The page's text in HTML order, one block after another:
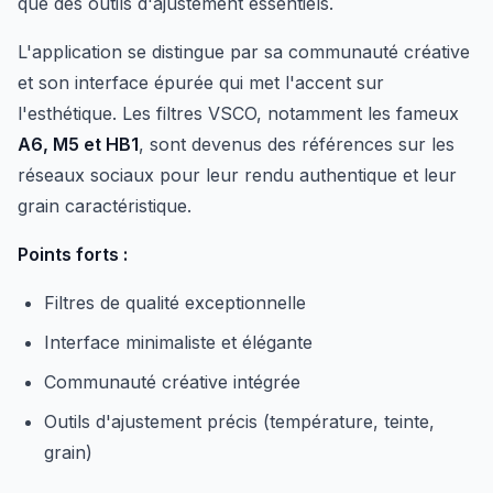
L'application se distingue par sa communauté créative
et son interface épurée qui met l'accent sur
l'esthétique. Les filtres VSCO, notamment les fameux
A6, M5 et HB1, sont devenus des références sur les
réseaux sociaux pour leur rendu authentique et leur
grain caractéristique.
Points forts :
Filtres de qualité exceptionnelle
Interface minimaliste et élégante
Communauté créative intégrée
Outils d'ajustement précis (température, teinte,
grain)